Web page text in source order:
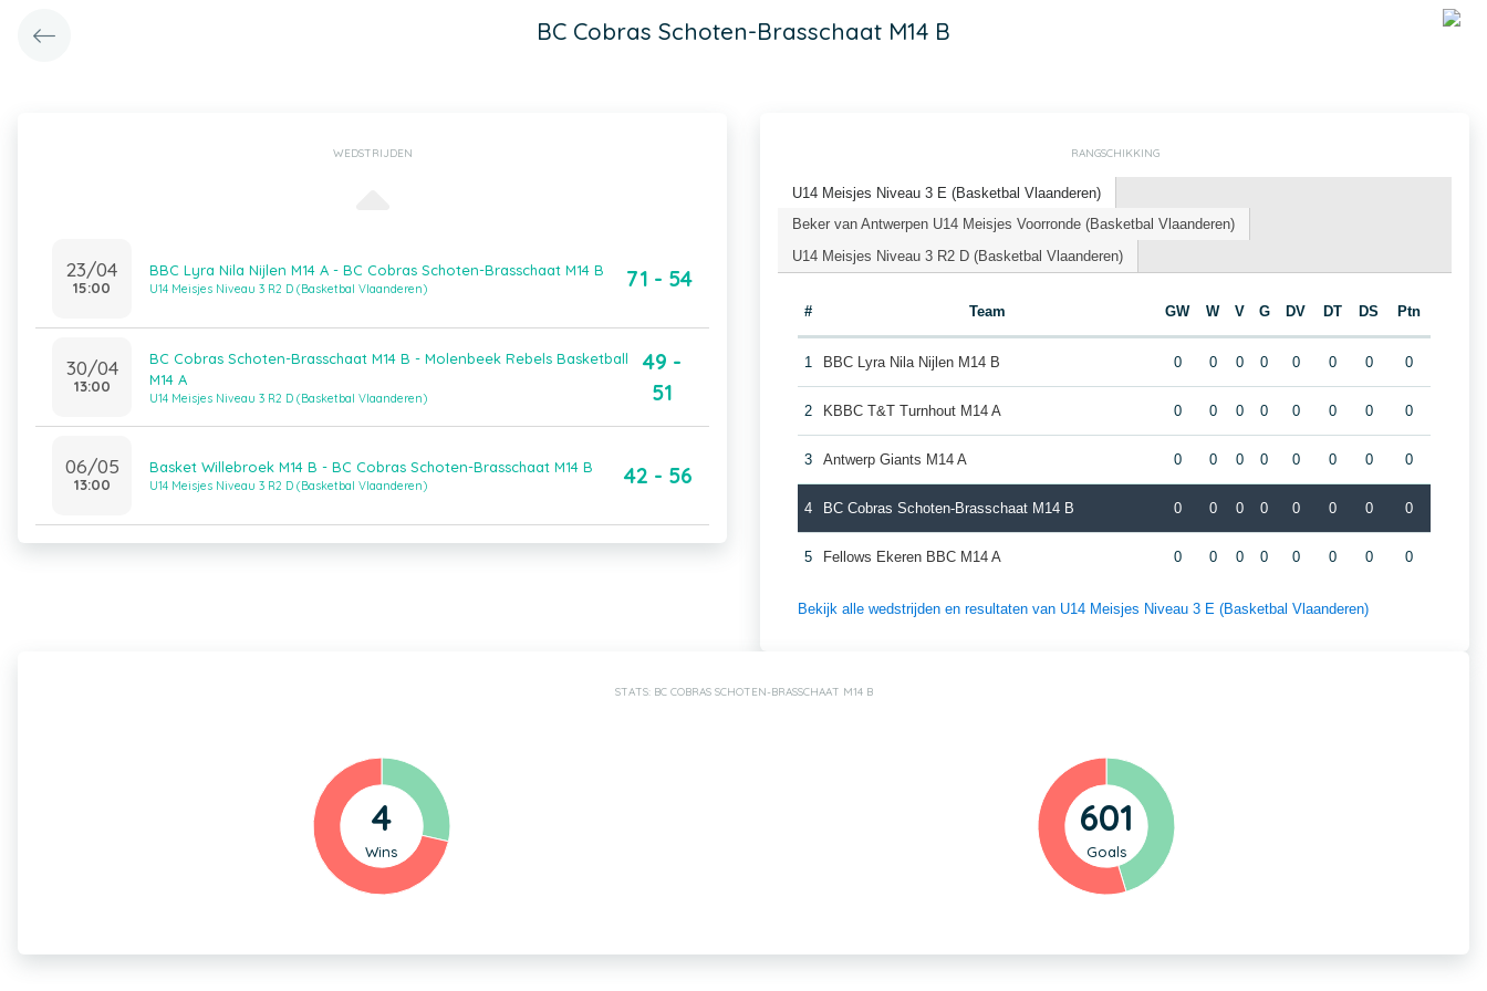
BC Cobras Schoten-Brasschaat M14 B
WEDSTRIJDEN
23/04
15:00
BBC Lyra Nila Nijlen M14 A - BC Cobras Schoten-Brasschaat M14 B
U14 Meisjes Niveau 3 R2 D (Basketbal Vlaanderen) 71 - 54
30/04
13:00
BC Cobras Schoten-Brasschaat M14 B - Molenbeek Rebels Basketball
M14 A
U14 Meisjes Niveau 3 R2 D (Basketbal Vlaanderen)
49 -
51
06/05
13:00
Basket Willebroek M14 B - BC Cobras Schoten-Brasschaat M14 B
U14 Meisjes Niveau 3 R2 D (Basketbal Vlaanderen) 42 - 56
RANGSCHIKKING
U14 Meisjes Niveau 3 E (Basketbal Vlaanderen)
Beker van Antwerpen U14 Meisjes Voorronde (Basketbal Vlaanderen)
U14 Meisjes Niveau 3 R2 D (Basketbal Vlaanderen)
# Team GW W V G DV DT DS Ptn
1 BBC Lyra Nila Nijlen M14 B 0 0 0 0 0 0 0 0
2 KBBC T&T Turnhout M14 A 0 0 0 0 0 0 0 0
3 Antwerp Giants M14 A 0 0 0 0 0 0 0 0
4 BC Cobras Schoten-Brasschaat M14 B 0 0 0 0 0 0 0 0
5 Fellows Ekeren BBC M14 A 0 0 0 0 0 0 0 0
Bekijk alle wedstrijden en resultaten van U14 Meisjes Niveau 3 E (Basketbal Vlaanderen)
STATS: BC COBRAS SCHOTEN-BRASSCHAAT M14 B
4
Wins
601
Goals